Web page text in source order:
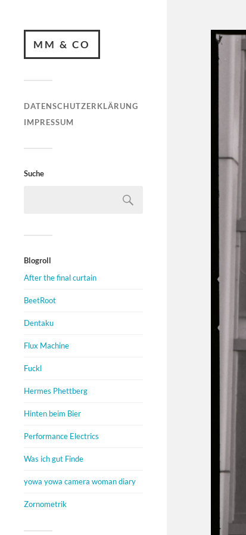
MM & CO
DATENSCHUTZERKLÄRUNG
IMPRESSUM
Suche
Blogroll
After the final curtain
BeetRoot
Dentaku
Flux Machine
Fuckl
Hermes Phettberg
Hinten beim Bier
Performance Electrics
Was ich gut Finde
yowa yowa camera woman diary
Zornometrik